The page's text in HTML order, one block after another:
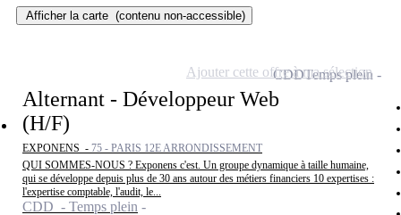
Afficher la carte (contenu non-accessible)
Alternant - Développeur Web
(H/F)
EXPONENS - 75 - PARIS 12E ARRONDISSEMENT
QUI SOMMES-NOUS ? Exponens c'est. Un groupe dynamique à taille humaine,
qui se développe depuis plus de 30 ans autour des métiers financiers 10 expertises :
l'expertise comptable, l'audit, le...
CDD - Temps plein
CDDTemps plein
Ajouter cette offre à ma sélection